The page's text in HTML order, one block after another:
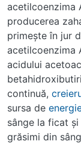
acetilcoenzima
producerea
primeşte în jur
acetilcoenzima
acidului
continuă,
sursa de
sânge la ficat
grăsimi din